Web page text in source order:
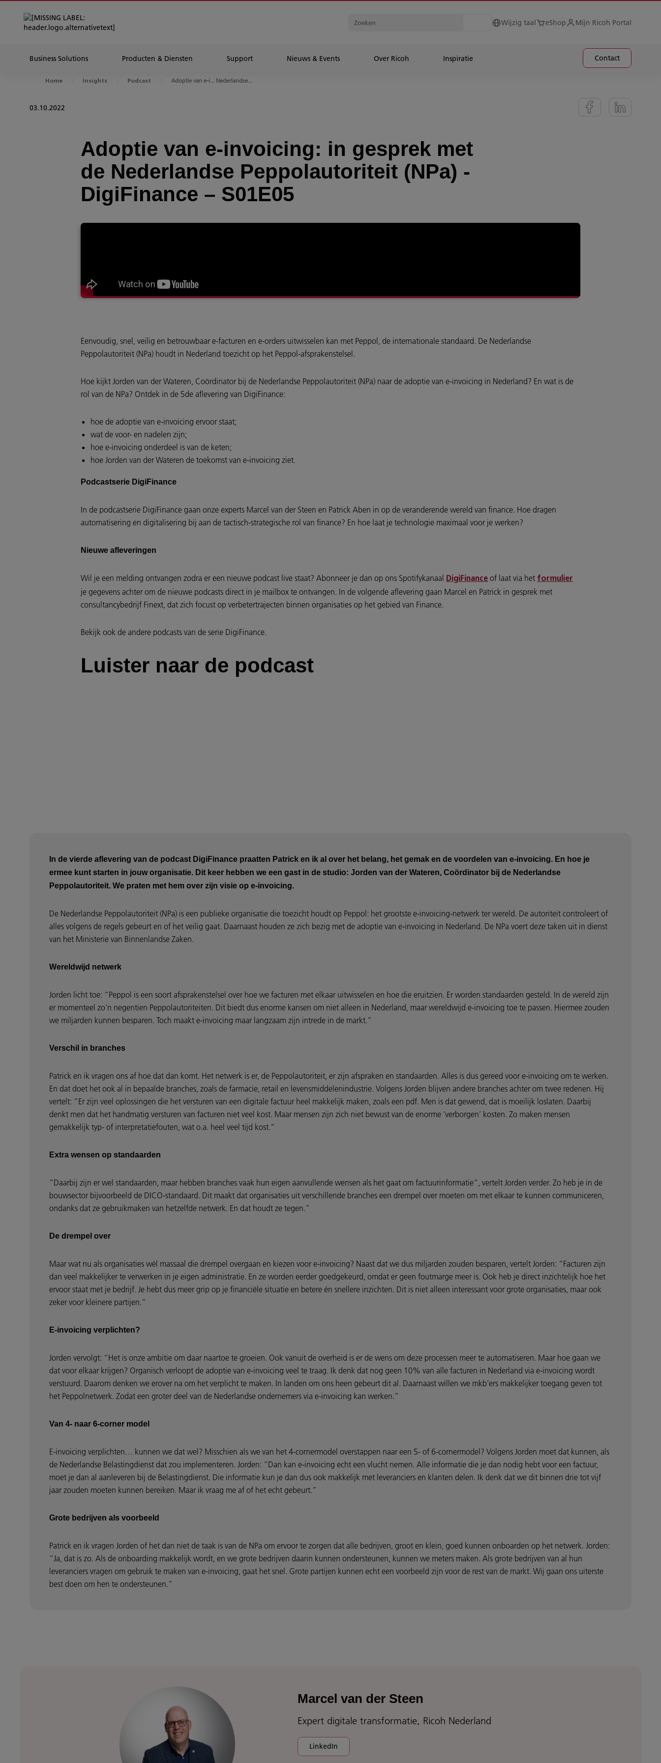
Wijzig taal eShop Mijn Ricoh Portal
Business Solutions Producten & Diensten Support Nieuws & Events Over Ricoh Inspiratie Contact
Home Insights Podcast Adoptie van e-i... Nederlandse...
03.10.2022
Adoptie van e-invoicing: in gesprek met
de Nederlandse Peppolautoriteit (NPa) -
DigiFinance – S01E05
Eenvoudig, snel, veilig en betrouwbaar e-facturen en e-orders uitwisselen kan met Peppol, de internationale standaard. De Nederlandse
Peppolautoriteit (NPa) houdt in Nederland toezicht op het Peppol-afsprakenstelsel.
Hoe kijkt Jorden van der Wateren, Coördinator bij de Nederlandse Peppolautoriteit (NPa) naar de adoptie van e-invoicing in Nederland? En wat is de
rol van de NPa? Ontdek in de 5de aflevering van DigiFinance:
hoe de adoptie van e-invoicing ervoor staat;
wat de voor- en nadelen zijn;
hoe e-invoicing onderdeel is van de keten;
hoe Jorden van der Wateren de toekomst van e-invoicing ziet.
Podcastserie DigiFinance
In de podcastserie DigiFinance gaan onze experts Marcel van der Steen en Patrick Aben in op de veranderende wereld van finance. Hoe dragen
automatisering en digitalisering bij aan de tactisch-strategische rol van finance? En hoe laat je technologie maximaal voor je werken?
Nieuwe afleveringen
Wil je een melding ontvangen zodra er een nieuwe podcast live staat? Abonneer je dan op ons Spotifykanaal DigiFinance of laat via het formulier
je gegevens achter om de nieuwe podcasts direct in je mailbox te ontvangen. In de volgende aflevering gaan Marcel en Patrick in gesprek met
consultancybedrijf Finext, dat zich focust op verbetertrajecten binnen organisaties op het gebied van Finance.
Bekijk ook de andere podcasts van de serie DigiFinance.
Luister naar de podcast
In de vierde aflevering van de podcast DigiFinance praatten Patrick en ik al over het belang, het gemak en de voordelen van e-invoicing. En hoe je
ermee kunt starten in jouw organisatie. Dit keer hebben we een gast in de studio: Jorden van der Wateren, Coördinator bij de Nederlandse
Peppolautoriteit. We praten met hem over zijn visie op e-invoicing.
De Nederlandse Peppolautoriteit (NPa) is een publieke organisatie die toezicht houdt op Peppol: het grootste e-invoicing-netwerk ter wereld. De autoriteit controleert of
alles volgens de regels gebeurt en of het veilig gaat. Daarnaast houden ze zich bezig met de adoptie van e-invoicing in Nederland. De NPa voert deze taken uit in dienst
van het Ministerie van Binnenlandse Zaken.
Wereldwijd netwerk
Jorden licht toe: “Peppol is een soort afsprakenstelsel over hoe we facturen met elkaar uitwisselen en hoe die eruitzien. Er worden standaarden gesteld. In de wereld zijn
er momenteel zo’n negentien Peppolautoriteiten. Dit biedt dus enorme kansen om niet alleen in Nederland, maar wereldwijd e-invoicing toe te passen. Hiermee zouden
we miljarden kunnen besparen. Toch maakt e-invoicing maar langzaam zijn intrede in de markt.”
Verschil in branches
Patrick en ik vragen ons af hoe dat dan komt. Het netwerk is er, de Peppolautoriteit, er zijn afspraken en standaarden. Alles is dus gereed voor e-invoicing om te werken.
En dat doet het ook al in bepaalde branches, zoals de farmacie, retail en levensmiddelenindustrie. Volgens Jorden blijven andere branches achter om twee redenen. Hij
vertelt: “Er zijn veel oplossingen die het versturen van een digitale factuur heel makkelijk maken, zoals een pdf. Men is dat gewend, dat is moeilijk loslaten. Daarbij
denkt men dat het handmatig versturen van facturen niet veel kost. Maar mensen zijn zich niet bewust van de enorme ‘verborgen’ kosten. Zo maken mensen
gemakkelijk typ- of interpretatiefouten, wat o.a. heel veel tijd kost.”
Extra wensen op standaarden
“Daarbij zijn er wel standaarden, maar hebben branches vaak hun eigen aanvullende wensen als het gaat om factuurinformatie”, vertelt Jorden verder. Zo heb je in de
bouwsector bijvoorbeeld de DICO-standaard. Dit maakt dat organisaties uit verschillende branches een drempel over moeten om met elkaar te kunnen communiceren,
ondanks dat ze gebruikmaken van hetzelfde netwerk. En dat houdt ze tegen.”
De drempel over
Maar wat nu als organisaties wél massaal die drempel overgaan en kiezen voor e-invoicing? Naast dat we dus miljarden zouden besparen, vertelt Jorden: “Facturen zijn
dan veel makkelijker te verwerken in je eigen administratie. En ze worden eerder goedgekeurd, omdat er geen foutmarge meer is. Ook heb je direct inzichtelijk hoe het
ervoor staat met je bedrijf. Je hebt dus meer grip op je financiële situatie en betere én snellere inzichten. Dit is niet alleen interessant voor grote organisaties, maar ook
zeker voor kleinere partijen.”
E-invoicing verplichten?
Jorden vervolgt: “Het is onze ambitie om daar naartoe te groeien. Ook vanuit de overheid is er de wens om deze processen meer te automatiseren. Maar hoe gaan we
dat voor elkaar krijgen? Organisch verloopt de adoptie van e-invoicing veel te traag. Ik denk dat nog geen 10% van alle facturen in Nederland via e-invoicing wordt
verstuurd. Daarom denken we erover na om het verplicht te maken. In landen om ons heen gebeurt dit al. Daarnaast willen we mkb’ers makkelijker toegang geven tot
het Peppolnetwerk. Zodat een groter deel van de Nederlandse ondernemers via e-invoicing kan werken.”
Van 4- naar 6-corner model
E-invoicing verplichten… kunnen we dat wel? Misschien als we van het 4-cornermodel overstappen naar een 5- of 6-cornermodel? Volgens Jorden moet dat kunnen, als
de Nederlandse Belastingdienst dat zou implementeren. Jorden: “Dan kan e-invoicing echt een vlucht nemen. Alle informatie die je dan nodig hebt voor een factuur,
moet je dan al aanleveren bij de Belastingdienst. Die informatie kun je dan dus ook makkelijk met leveranciers en klanten delen. Ik denk dat we dit binnen drie tot vijf
jaar zouden moeten kunnen bereiken. Maar ik vraag me af of het echt gebeurt.”
Grote bedrijven als voorbeeld
Patrick en ik vragen Jorden of het dan niet de taak is van de NPa om ervoor te zorgen dat alle bedrijven, groot en klein, goed kunnen onboarden op het netwerk. Jorden:
“Ja, dat is zo. Als de onboarding makkelijk wordt, en we grote bedrijven daarin kunnen ondersteunen, kunnen we meters maken. Als grote bedrijven van al hun
leveranciers vragen om gebruik te maken van e-invoicing, gaat het snel. Grote partijen kunnen echt een voorbeeld zijn voor de rest van de markt. Wij gaan ons uiterste
best doen om hen te ondersteunen.”
Marcel van der Steen
Expert digitale transformatie, Ricoh Nederland
LinkedIn